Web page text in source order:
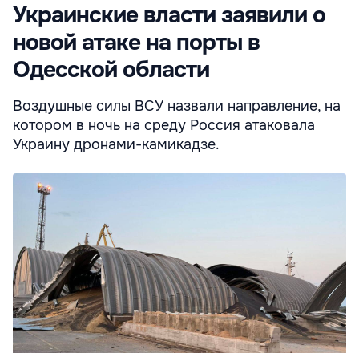
Украинские власти заявили о
новой атаке на порты в
Одесской области
Воздушные силы ВСУ назвали направление, на
котором в ночь на среду Россия атаковала
Украину дронами-камикадзе.